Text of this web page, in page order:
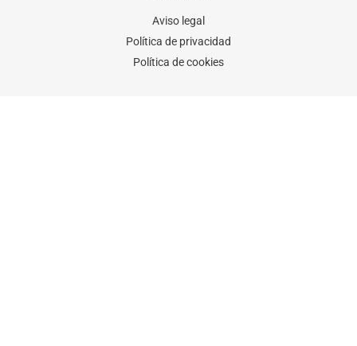
Aviso legal
Política de privacidad
Política de cookies